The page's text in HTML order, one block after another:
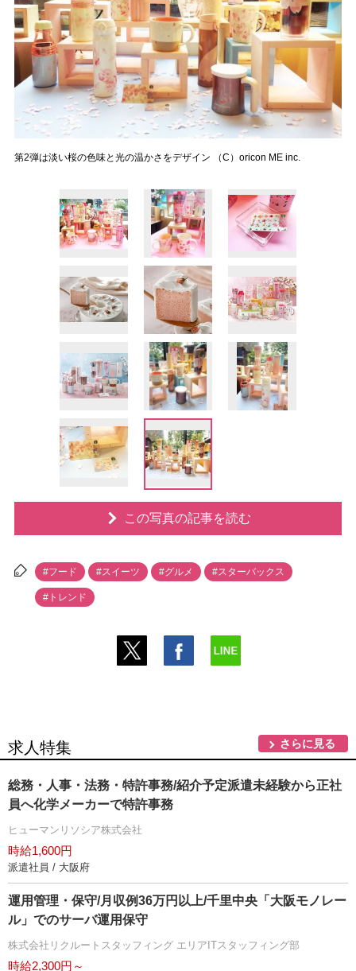
第2弾は淡い桜の色味と光の温かさをデザイン （C）oricon ME inc.
この写真の記事を読む
#フード #スイーツ #グルメ #スターバックス
#トレンド
求人特集 さらに見る
総務・人事・法務・特許事務/紹介予定派遣未経験から正社
員へ化学メーカーで特許事務
ヒューマンリソシア株式会社
時給1,600円
派遣社員 / 大阪府
運用管理・保守/月収例36万円以上/千里中央「大阪モノレー
ル」でのサーバ運用保守
株式会社リクルートスタッフィング エリアITスタッフィング部
時給2,300円～